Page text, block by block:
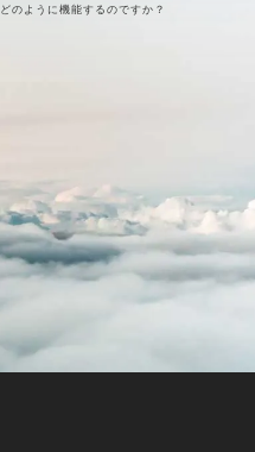
どのように機能するのですか？